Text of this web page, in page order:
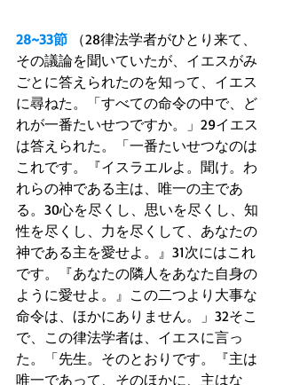
28~33節 （28律法学者がひとり来て、
その議論を聞いていたが、イエスがみ
ごとに答えられたのを知って、イエス
に尋ねた。「すべての命令の中で、ど
れが一番たいせつですか。」29イエス
は答えられた。「一番たいせつなのは
これです。『イスラエルよ。聞け。わ
れらの神である主は、唯一の主であ
る。30心を尽くし、思いを尽くし、知
性を尽くし、力を尽くして、あなたの
神である主を愛せよ。』31次にはこれ
です。『あなたの隣人をあなた自身の
ように愛せよ。』この二つより大事な
命令は、ほかにありません。」32そこ
で、この律法学者は、イエスに言っ
た。「先生。そのとおりです。『主は
唯一であって、そのほかに、主はな